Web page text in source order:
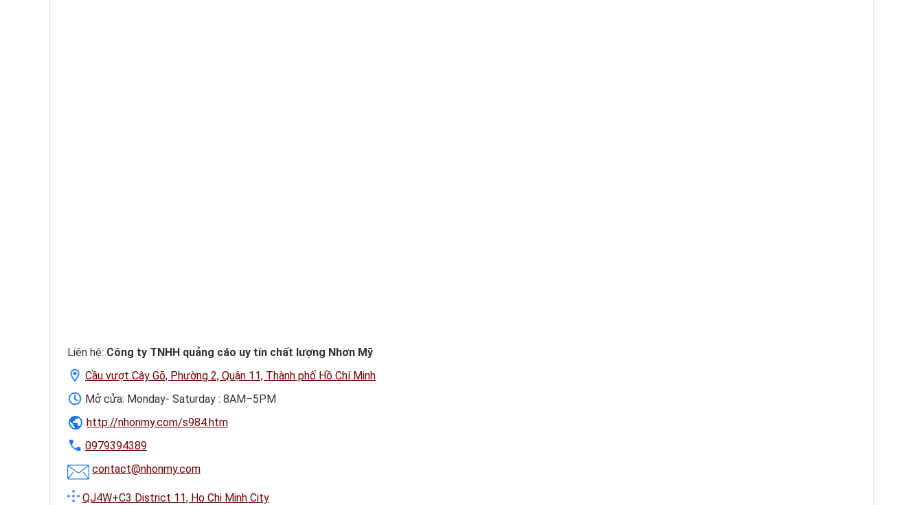
Liên hệ: Công ty TNHH quảng cáo uy tín chất lượng Nhơn Mỹ
Cầu vượt Cây Gõ, Phường 2, Quận 11, Thành phố Hồ Chí Minh
Mở cửa: Monday- Saturday : 8AM–5PM
http://nhonmy.com/s984.htm
0979394389
contact@nhonmy.com
QJ4W+C3 District 11, Ho Chi Minh City